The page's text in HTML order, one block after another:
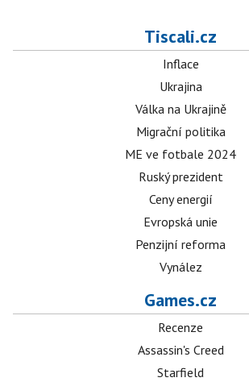
Tiscali.cz
Inflace
Ukrajina
Válka na Ukrajině
Migrační politika
ME ve fotbale 2024
Ruský prezident
Ceny energií
Evropská unie
Penzijní reforma
Vynález
Games.cz
Recenze
Assassin's Creed
Starfield